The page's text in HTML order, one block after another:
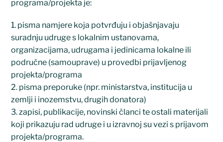
programa/projekta je:
1. pisma namjere koja potvrđuju i objašnjavaju
suradnju udruge s lokalnim ustanovama,
organizacijama, udrugama i jedinicama lokalne ili
područne (samouprave) u provedbi prijavljenog
projekta/programa
2. pisma preporuke (npr. ministarstva, institucija u
zemlji i inozemstvu, drugih donatora)
3. zapisi, publikacije, novinski članci te ostali materijali
koji prikazuju rad udruge i u izravnoj su vezi s prijavom
projekta/programa.